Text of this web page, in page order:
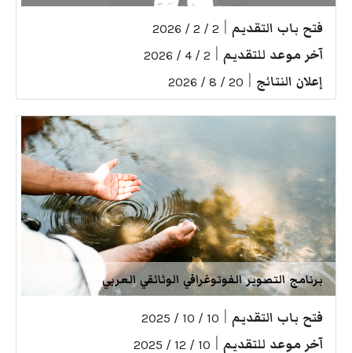
فتح باب التقديم 2 / 2 / 2026
آخر موعد للتقديم 2 / 4 / 2026
إعلان النتائج 20 / 8 / 2026
برنامج التصوير الفوتوغرافي الوثائقي العربي
فتح باب التقديم 10 / 10 / 2025
آخر موعد للتقديم 10 / 12 / 2025